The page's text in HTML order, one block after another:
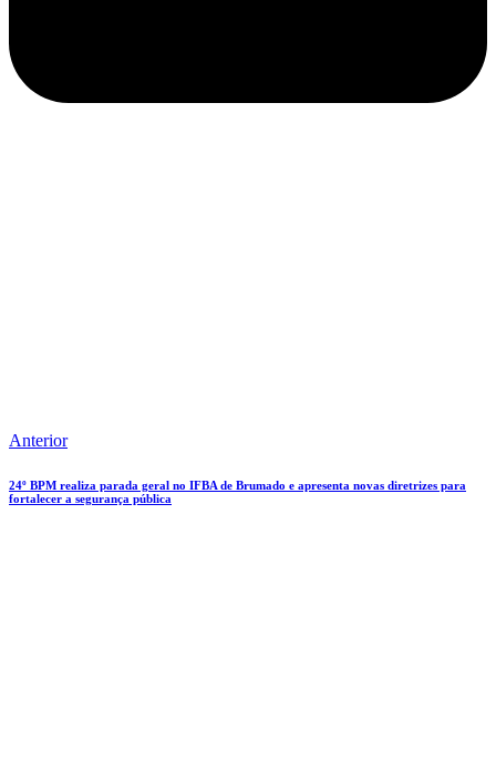
Anterior
24º BPM realiza parada geral no IFBA de Brumado e apresenta novas diretrizes para
fortalecer a segurança pública